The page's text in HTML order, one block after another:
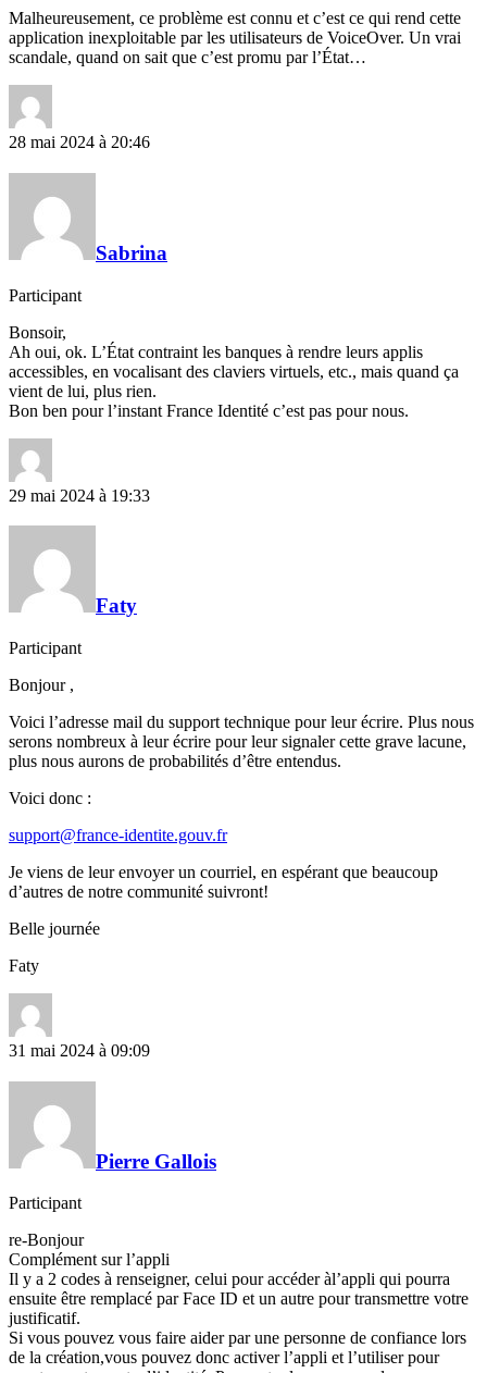
Malheureusement, ce problème est connu et c’est ce qui rend cette
application inexploitable par les utilisateurs de VoiceOver. Un vrai
scandale, quand on sait que c’est promu par l’État…
28 mai 2024 à 20:46
Sabrina
Participant
Bonsoir,
Ah oui, ok. L’État contraint les banques à rendre leurs applis
accessibles, en vocalisant des claviers virtuels, etc., mais quand ça
vient de lui, plus rien.
Bon ben pour l’instant France Identité c’est pas pour nous.
29 mai 2024 à 19:33
Faty
Participant
Bonjour ,
Voici l’adresse mail du support technique pour leur écrire. Plus nous
serons nombreux à leur écrire pour leur signaler cette grave lacune,
plus nous aurons de probabilités d’être entendus.
Voici donc :
support@france-identite.gouv.fr
Je viens de leur envoyer un courriel, en espérant que beaucoup
d’autres de notre communité suivront!
Belle journée
Faty
31 mai 2024 à 09:09
Pierre Gallois
Participant
re-Bonjour
Complément sur l’appli
Il y a 2 codes à renseigner, celui pour accéder àl’appli qui pourra
ensuite être remplacé par Face ID et un autre pour transmettre votre
justificatif.
Si vous pouvez vous faire aider par une personne de confiance lors
de la création,vous pouvez donc activer l’appli et l’utiliser pour